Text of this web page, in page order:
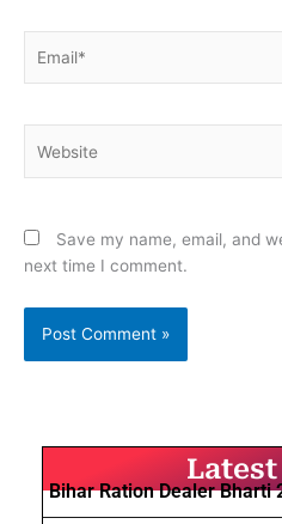
Save my name, email, and
next time I comment.
Bihar Ration Dealer Bharti